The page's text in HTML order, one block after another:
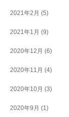
2021年2月 (5)
2021年1月 (9)
2020年12月 (6)
2020年11月 (4)
2020年10月 (3)
2020年9月 (1)